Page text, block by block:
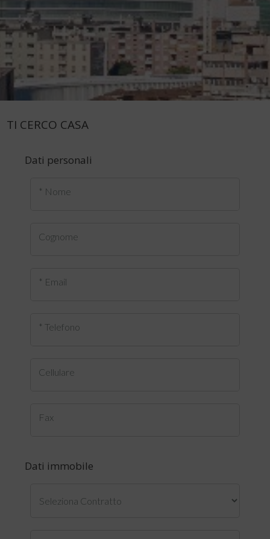
TI CERCO CASA
Dati personali
* Nome
Cognome
* Email
* Telefono
Cellulare
Fax
Dati immobile